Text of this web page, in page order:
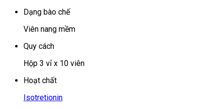
Dạng bào chế
Viên nang mềm
Quy cách
Hộp 3 vỉ x 10 viên
Hoạt chất
Isotretionin